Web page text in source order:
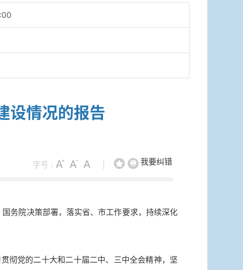
设情况的报告
我要纠错
字号 :
务院决策部署，落实省、市工作要求，持续深化
彻党的二十大和二十届二中、三中全会精神，坚